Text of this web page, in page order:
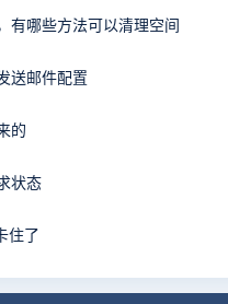
有哪些方法可以清理空间
送邮件配置
的
状态
住了